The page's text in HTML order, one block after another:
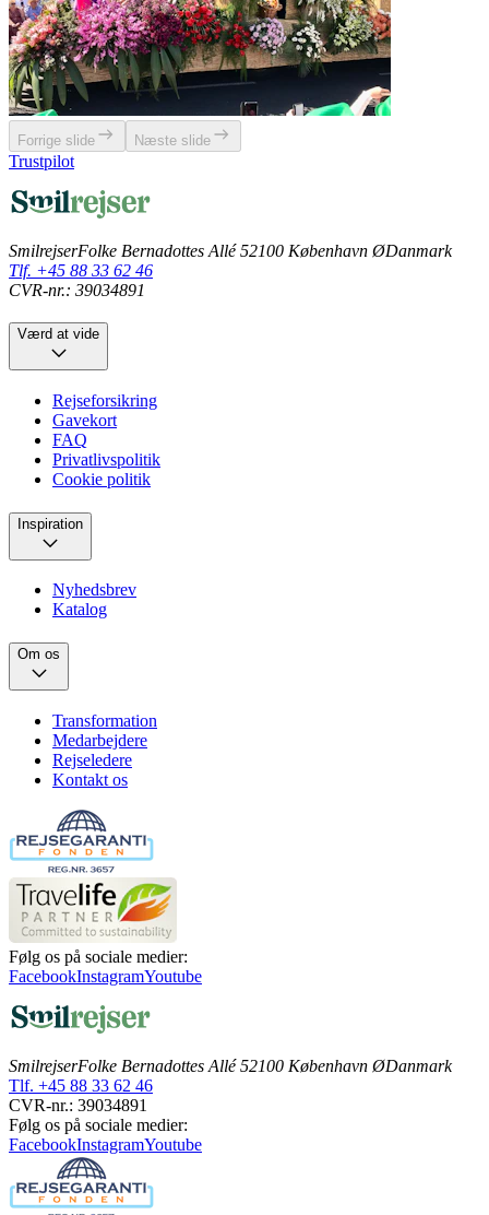
Forrige slide Næste slide
Trustpilot
SmilrejserFolke Bernadottes Allé 52100 København ØDanmark
Tlf. +45 88 33 62 46
CVR-nr.: 39034891
Værd at vide
Rejseforsikring
Gavekort
FAQ
Privatlivspolitik
Cookie politik
Inspiration
Nyhedsbrev
Katalog
Om os
Transformation
Medarbejdere
Rejseledere
Kontakt os
Følg os på sociale medier:
FacebookInstagramYoutube
SmilrejserFolke Bernadottes Allé 52100 København ØDanmark
Tlf. +45 88 33 62 46
CVR-nr.: 39034891
Følg os på sociale medier:
FacebookInstagramYoutube